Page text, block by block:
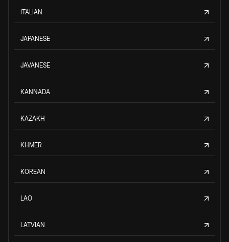
ITALIAN
JAPANESE
JAVANESE
KANNADA
KAZAKH
KHMER
KOREAN
LAO
LATVIAN